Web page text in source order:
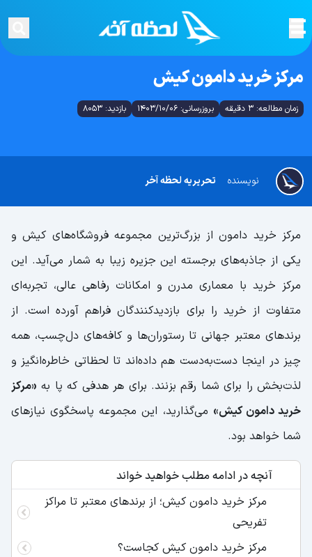
مرکز خرید دامون کیش
زمان مطالعه: 3 دقیقه بروزرسانی: 1403/10/06 بازدید: 8053
تحریریه لحظه آخر نویسنده
مرکز خرید دامون از بزرگ‌ترین مجموعه فروشگاه‌های کیش و
یکی از جاذبه‌های برجسته این جزیره زیبا به شمار می‌آید. این
مرکز خرید با معماری مدرن و امکانات رفاهی عالی، تجربه‌ای
متفاوت از خرید را برای بازدیدکنندگان فراهم آورده است. از
برندهای معتبر جهانی تا رستوران‌ها و کافه‌های دل‌چسب، همه
چیز در اینجا دست‌به‌دست هم داده‌اند تا لحظاتی خاطره‌انگیز و
لذت‌بخش را برای شما رقم بزنند. برای هر هدفی که پا به «مرکز
خرید دامون کیش» می‌گذارید، این مجموعه پاسخگوی نیازهای
شما خواهد بود.
آنچه در ادامه مطلب خواهید خواند
مرکز خرید دامون کیش؛ از برندهای معتبر تا مراکز
تفریحی
مرکز خرید دامون کیش کجاست؟